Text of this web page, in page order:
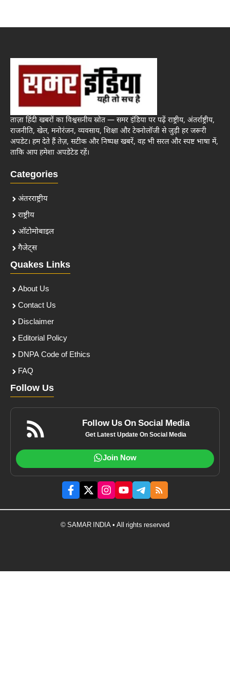
ताज़ा हिंदी खबरों का विश्वसनीय स्रोत — समर इंडिया पर पढ़ें राष्ट्रीय, अंतर्राष्ट्रीय,
राजनीति, खेल, मनोरंजन, व्यवसाय, शिक्षा और टेक्नोलॉजी से जुड़ी हर जरूरी
अपडेट। हम देते हैं तेज़, सटीक और निष्पक्ष खबरें, वह भी सरल और स्पष्ट भाषा में,
ताकि आप हमेशा अपडेटेड रहें।
Categories
अंतरराष्ट्रीय
राष्ट्रीय
ऑटोमोबाइल
गैजेट्स
Quakes Links
About Us
Contact Us
Disclaimer
Editorial Policy
DNPA Code of Ethics
FAQ
Follow Us
Follow Us On Social Media
Get Latest Update On Social Media
Join Now
© SAMAR INDIA • All rights reserved